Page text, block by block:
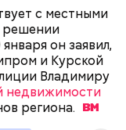
с местными
решении
он заявил,
и Курской
Владимиру
недвижимости
региона.
легко
зелень
масло.
рецептом